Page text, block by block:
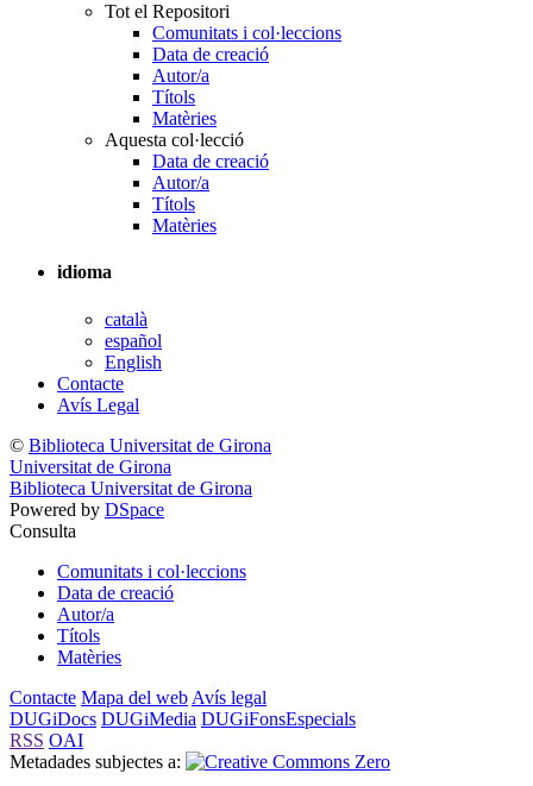
Tot el Repositori
Comunitats i col·leccions
Data de creació
Autor/a
Títols
Matèries
Aquesta col·lecció
Data de creació
Autor/a
Títols
Matèries
idioma
català
español
English
Contacte
Avís Legal
© Biblioteca Universitat de Girona
Universitat de Girona
Biblioteca Universitat de Girona
Powered by DSpace
Consulta
Comunitats i col·leccions
Data de creació
Autor/a
Títols
Matèries
Contacte Mapa del web Avís legal
DUGiDocs DUGiMedia DUGiFonsEspecials
RSS OAI
Metadades subjectes a: